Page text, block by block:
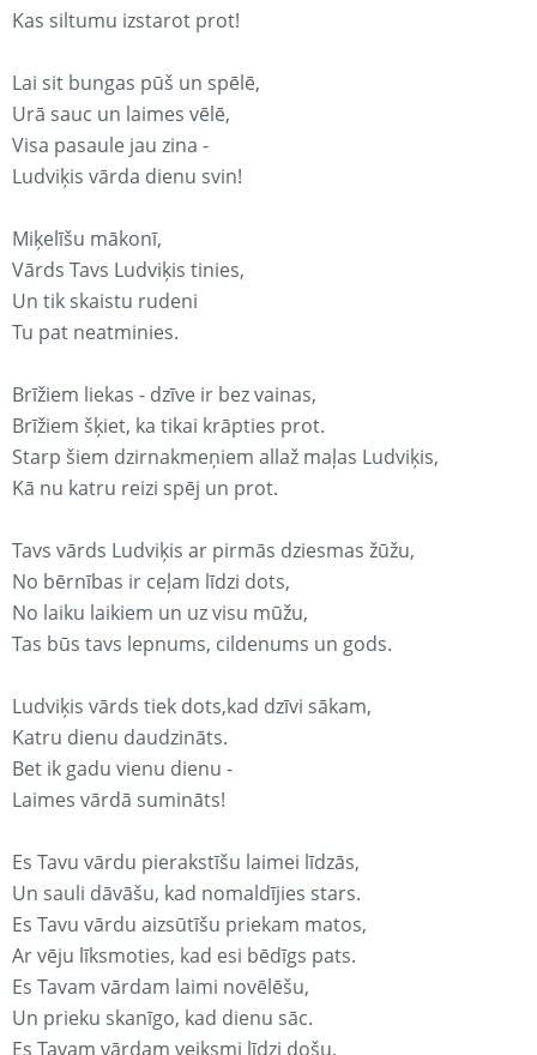
Kas siltumu izstarot prot!
Lai sit bungas pūš un spēlē,
Urā sauc un laimes vēlē,
Visa pasaule jau zina -
Ludviķis vārda dienu svin!
Miķelīšu mākonī,
Vārds Tavs Ludviķis tinies,
Un tik skaistu rudeni
Tu pat neatminies.
Brīžiem liekas - dzīve ir bez vainas,
Brīžiem šķiet, ka tikai krāpties prot.
Starp šiem dzirnakmeņiem allaž maļas Ludviķis,
Kā nu katru reizi spēj un prot.
Tavs vārds Ludviķis ar pirmās dziesmas žūžu,
No bērnības ir ceļam līdzi dots,
No laiku laikiem un uz visu mūžu,
Tas būs tavs lepnums, cildenums un gods.
Ludviķis vārds tiek dots,kad dzīvi sākam,
Katru dienu daudzināts.
Bet ik gadu vienu dienu -
Laimes vārdā sumināts!
Es Tavu vārdu pierakstīšu laimei līdzās,
Un sauli dāvāšu, kad nomaldījies stars.
Es Tavu vārdu aizsūtīšu priekam matos,
Ar vēju līksmoties, kad esi bēdīgs pats.
Es Tavam vārdam laimi novēlēšu,
Un prieku skanīgo, kad dienu sāc.
Es Tavam vārdam veiksmi līdzi došu,